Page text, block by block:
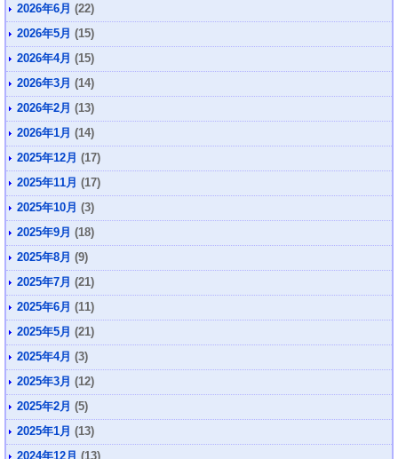
2026年6月 (22)
2026年5月 (15)
2026年4月 (15)
2026年3月 (14)
2026年2月 (13)
2026年1月 (14)
2025年12月 (17)
2025年11月 (17)
2025年10月 (3)
2025年9月 (18)
2025年8月 (9)
2025年7月 (21)
2025年6月 (11)
2025年5月 (21)
2025年4月 (3)
2025年3月 (12)
2025年2月 (5)
2025年1月 (13)
2024年12月 (13)